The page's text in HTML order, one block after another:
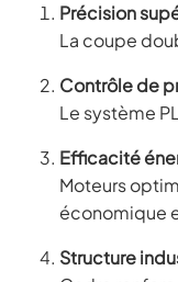
Précision
La coupe
Contrôle de
Le système
Efficacité
Moteurs
économique
Structure